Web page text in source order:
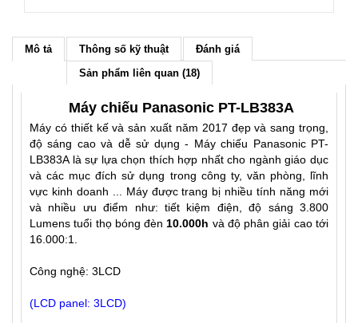
Mô tả Thông số kỹ thuật
Đánh giá
Sản phẩm liên quan (18)
Máy chiếu Panasonic PT-LB383A
Máy có thiết kế và sản xuất năm 2017 đẹp và sang trọng,
độ sáng cao và dễ sử dụng - Máy chiếu Panasonic PT-
LB383A là sự lựa chọn thích hợp nhất cho ngành giáo dục
và các mục đích sử dụng trong công ty, văn phòng, lĩnh
vực kinh doanh ... Máy được trang bị nhiều tính năng mới
và nhiều ưu điểm như: tiết kiệm điện, độ sáng 3.800
Lumens tuổi thọ bóng đèn 10.000h và độ phân giải cao tới
16.000:1.
Công nghệ: 3LCD
(LCD panel: 3LCD)